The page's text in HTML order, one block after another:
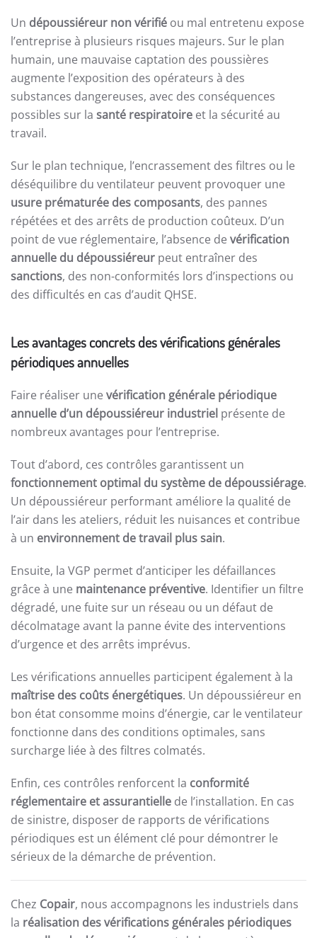
Un dépoussiéreur non vérifié ou mal entretenu expose
l’entreprise à plusieurs risques majeurs. Sur le plan
humain, une mauvaise captation des poussières
augmente l’exposition des opérateurs à des
substances dangereuses, avec des conséquences
possibles sur la santé respiratoire et la sécurité au
travail.
Sur le plan technique, l’encrassement des filtres ou le
déséquilibre du ventilateur peuvent provoquer une
usure prématurée des composants, des pannes
répétées et des arrêts de production coûteux. D’un
point de vue réglementaire, l’absence de vérification
annuelle du dépoussiéreur peut entraîner des
sanctions, des non-conformités lors d’inspections ou
des difficultés en cas d’audit QHSE.
Les avantages concrets des vérifications générales
périodiques annuelles
Faire réaliser une vérification générale périodique
annuelle d’un dépoussiéreur industriel présente de
nombreux avantages pour l’entreprise.
Tout d’abord, ces contrôles garantissent un
fonctionnement optimal du système de dépoussiérage.
Un dépoussiéreur performant améliore la qualité de
l’air dans les ateliers, réduit les nuisances et contribue
à un environnement de travail plus sain.
Ensuite, la VGP permet d’anticiper les défaillances
grâce à une maintenance préventive. Identifier un filtre
dégradé, une fuite sur un réseau ou un défaut de
décolmatage avant la panne évite des interventions
d’urgence et des arrêts imprévus.
Les vérifications annuelles participent également à la
maîtrise des coûts énergétiques. Un dépoussiéreur en
bon état consomme moins d’énergie, car le ventilateur
fonctionne dans des conditions optimales, sans
surcharge liée à des filtres colmatés.
Enfin, ces contrôles renforcent la conformité
réglementaire et assurantielle de l’installation. En cas
de sinistre, disposer de rapports de vérifications
périodiques est un élément clé pour démontrer le
sérieux de la démarche de prévention.
Chez Copair, nous accompagnons les industriels dans
la réalisation des vérifications générales périodiques